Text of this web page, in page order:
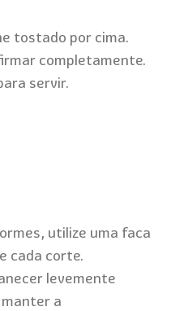
tostado por cima.
completamente.
servir.
utilize uma faca
cada corte.
levemente
a